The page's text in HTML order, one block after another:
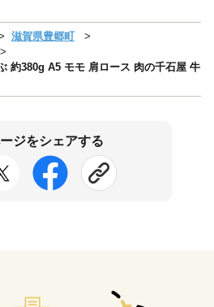
滋賀県豊郷町
約380g A5 モモ 肩ロース 肉の千石屋 牛
ジをシェアする